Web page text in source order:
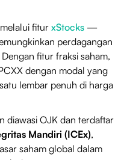
fitur xStocks —
perdagangan
fitur fraksi saham,
dengan modal yang
lembar penuh di harga
diawasi OJK dan terdaftar
Mandiri (ICEx),
saham global dalam